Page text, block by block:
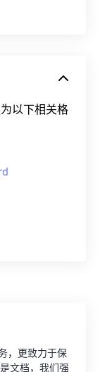
以下相关格
，更致力于保
文档，我们强